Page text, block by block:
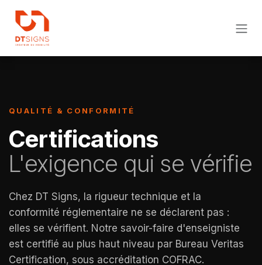
QUALITÉ & CONFORMITÉ
Certifications
L'exigence qui se vérifie
Chez DT Signs, la rigueur technique et la
conformité réglementaire ne se déclarent pas :
elles se vérifient. Notre savoir-faire d'enseigniste
est certifié au plus haut niveau par Bureau Veritas
Certification, sous accréditation COFRAC.